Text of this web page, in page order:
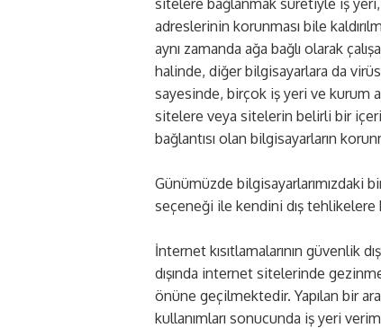
adreslerinin korunması bile
aynı zamanda ağa bağlı olarak
halinde, diğer bilgisayarlara da
sayesinde, birçok iş yeri ve kurum
sitelere veya sitelerin belirli bir
bağlantısı olan bilgisayarların
Günümüzde bilgisayarlarımızdaki
seçeneği ile kendini dış tehlikelere
İnternet kısıtlamalarının güvenlik
dışında internet sitelerinde
önüne geçilmektedir. Yapılan bir
kullanımları sonucunda iş yeri